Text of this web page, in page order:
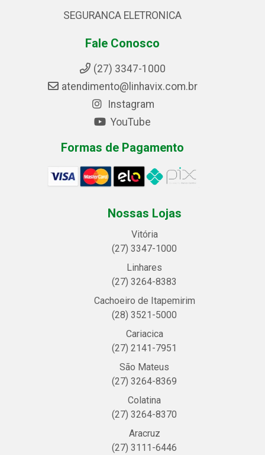
SEGURANCA ELETRONICA
Fale Conosco
(27) 3347-1000
atendimento@linhavix.com.br
Instagram
YouTube
Formas de Pagamento
Nossas Lojas
Vitória
(27) 3347-1000
Linhares
(27) 3264-8383
Cachoeiro de Itapemirim
(28) 3521-5000
Cariacica
(27) 2141-7951
São Mateus
(27) 3264-8369
Colatina
(27) 3264-8370
Aracruz
(27) 3111-6446